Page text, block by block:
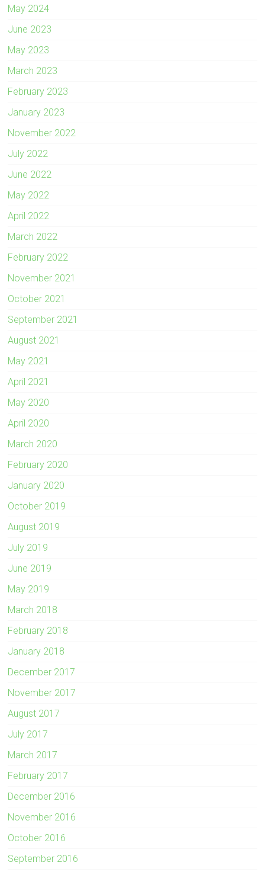
May 2024
June 2023
May 2023
March 2023
February 2023
January 2023
November 2022
July 2022
June 2022
May 2022
April 2022
March 2022
February 2022
November 2021
October 2021
September 2021
August 2021
May 2021
April 2021
May 2020
April 2020
March 2020
February 2020
January 2020
October 2019
August 2019
July 2019
June 2019
May 2019
March 2018
February 2018
January 2018
December 2017
November 2017
August 2017
July 2017
March 2017
February 2017
December 2016
November 2016
October 2016
September 2016